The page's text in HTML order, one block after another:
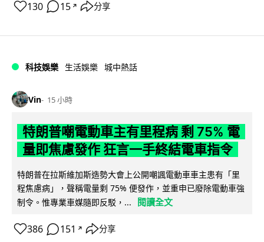
130 15 ↗ 分享
科技娛樂 生活娛樂 城中熱話
Vin 15 小時
特朗普嘲電動車主有里程病 剩 75% 電
量即焦慮發作 狂言一手終結電車指令
特朗普在拉斯維加斯造勢大會上公開嘲諷電動車車主患有「里
程焦慮病」，聲稱電量剩 75% 便發作，並重申已廢除電動車強
制令。惟專業車媒隨即反駁，...
閱讀全文
386 151 ↗ 分享